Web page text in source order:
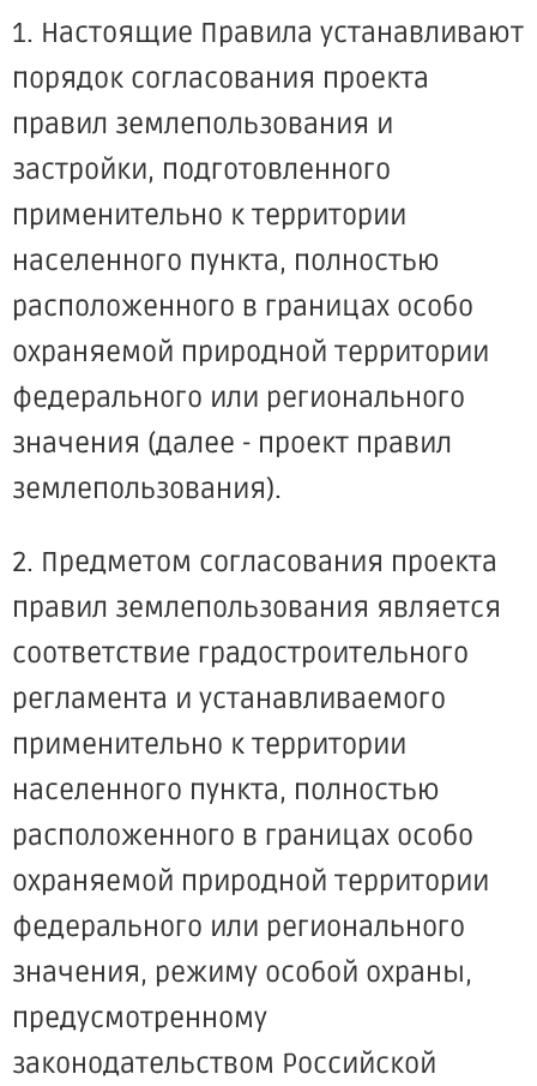
1. Настоящие Правила устанавливают
порядок согласования проекта
правил землепользования и
застройки, подготовленного
применительно к территории
населенного пункта, полностью
расположенного в границах особо
охраняемой природной территории
федерального или регионального
значения (далее - проект правил
землепользования).
2. Предметом согласования проекта
правил землепользования является
соответствие градостроительного
регламента и устанавливаемого
применительно к территории
населенного пункта, полностью
расположенного в границах особо
охраняемой природной территории
федерального или регионального
значения, режиму особой охраны,
предусмотренному
законодательством Российской